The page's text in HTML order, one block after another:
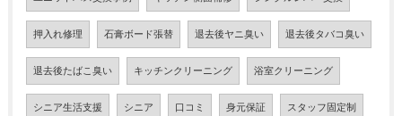
押入れ修理 石膏ボード張替 退去後ヤニ臭い 退去後タバコ臭い
退去後たばこ臭い キッチンクリーニング 浴室クリーニング
シニア生活支援 シニア 口コミ 身元保証 スタッフ固定制